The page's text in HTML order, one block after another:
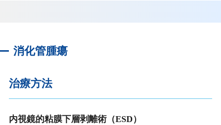
消化管腫瘍
治療方法
内視鏡的粘膜下層剥離術（ESD）